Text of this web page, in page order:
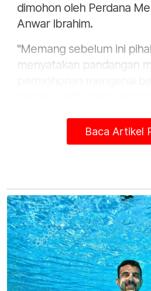
dimohon oleh Perdana
Anwar Ibrahim.
"Memang sebelum ini
menyatakan pandangan
pihak lain untuk
dan juga memastikan
memastikan proses ini
dan tenteram," katanya.
Beliau berkata demikian
pada majlis Iftar dan
sempena Aidilfitri kepada
Pantai di sini pada Sabtu.
Baca Artikel